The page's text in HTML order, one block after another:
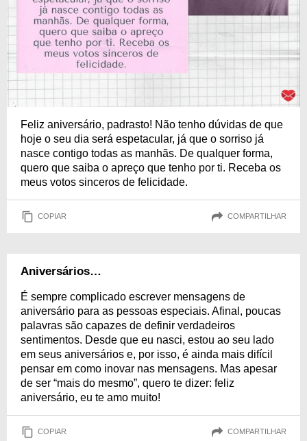
Feliz aniversário, padrasto! Não tenho dúvidas de que
hoje o seu dia será espetacular, já que o sorriso já
nasce contigo todas as manhãs. De qualquer forma,
quero que saiba o apreço que tenho por ti. Receba os
meus votos sinceros de felicidade.
COPIAR COMPARTILHAR
Aniversários…
É sempre complicado escrever mensagens de
aniversário para as pessoas especiais. Afinal, poucas
palavras são capazes de definir verdadeiros
sentimentos. Desde que eu nasci, estou ao seu lado
em seus aniversários e, por isso, é ainda mais difícil
pensar em como inovar nas mensagens. Mas apesar
de ser “mais do mesmo”, quero te dizer: feliz
aniversário, eu te amo muito!
COPIAR COMPARTILHAR